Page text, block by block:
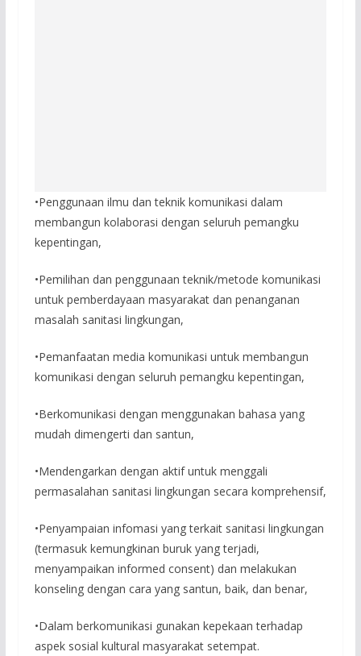
•Penggunaan ilmu dan teknik komunikasi dalam
membangun kolaborasi dengan seluruh pemangku
kepentingan,
•Pemilihan dan penggunaan teknik/metode komunikasi
untuk pemberdayaan masyarakat dan penanganan
masalah sanitasi lingkungan,
•Pemanfaatan media komunikasi untuk membangun
komunikasi dengan seluruh pemangku kepentingan,
•Berkomunikasi dengan menggunakan bahasa yang
mudah dimengerti dan santun,
•Mendengarkan dengan aktif untuk menggali
permasalahan sanitasi lingkungan secara komprehensif,
•Penyampaian infomasi yang terkait sanitasi lingkungan
(termasuk kemungkinan buruk yang terjadi,
menyampaikan informed consent) dan melakukan
konseling dengan cara yang santun, baik, dan benar,
•Dalam berkomunikasi gunakan kepekaan terhadap
aspek sosial kultural masyarakat setempat.